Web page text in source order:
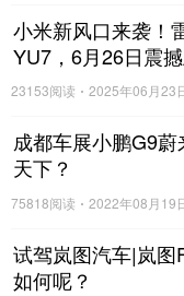
贴合中国多人口家庭
设计,重新定义了家用
一层储物室”甚至“航
家庭出行场景局限;而
价格,带给家庭用户选
小米新风口来袭！
YU7，6月26日震撼
23153阅读 2025年06月23
成都车展小鹏G9
天下？
75818阅读 2022年08月19
试驾岚图汽车|岚
如何呢？